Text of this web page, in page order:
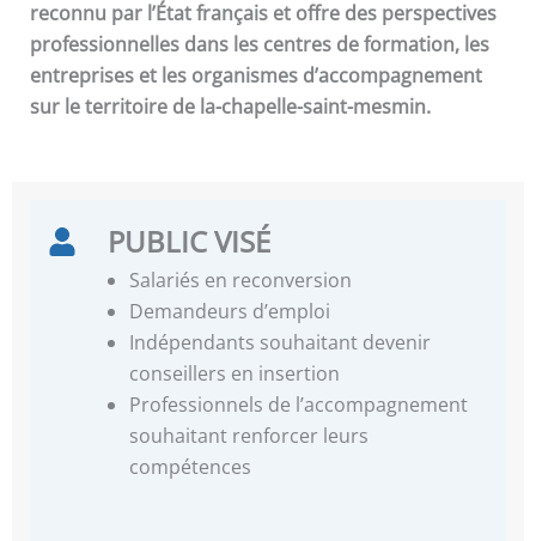
reconnu par l’État français et offre des perspectives
professionnelles dans les centres de formation, les
entreprises et les organismes d’accompagnement
sur le territoire de la-chapelle-saint-mesmin.
PUBLIC VISÉ
Salariés en reconversion
Demandeurs d’emploi
Indépendants souhaitant devenir
conseillers en insertion
Professionnels de l’accompagnement
souhaitant renforcer leurs
compétences